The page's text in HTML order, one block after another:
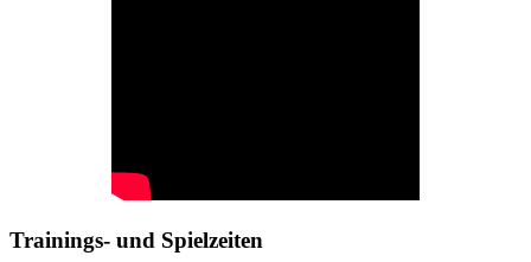
Trainings- und Spielzeiten